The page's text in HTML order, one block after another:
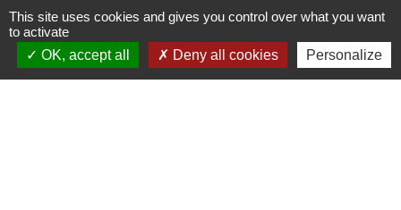
This site uses cookies and gives you control over what you want
to activate
OK, accept all
Deny all cookies Personalize